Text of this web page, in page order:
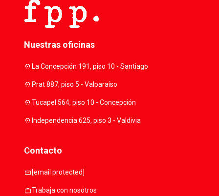
Nuestras oficinas
location_onLa Concepción 191, piso 10 - Santiago
location_onPrat 887, piso 5 - Valparaíso
location_onTucapel 564, piso 10 - Concepción
location_onIndependencia 625, piso 3 - Valdivia
Contacto
mail [email protected]
workTrabaja con nosotros